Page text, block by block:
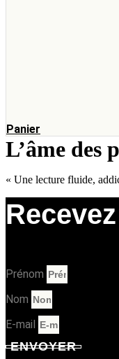
Panier
L’âme des
« Une lecture fluide,
Prénom
Nom
E-mail
ENVOYER